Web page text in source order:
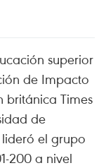
superior
de Impacto
británica Times
de
el grupo
200 a nivel